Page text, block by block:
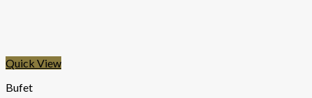
Quick View
Bufet